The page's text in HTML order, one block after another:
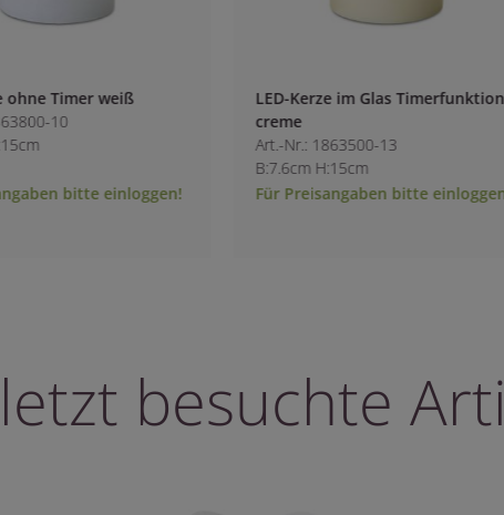
weiß
bitte einloggen!
LED-Kerze im Glas Timerfunktion
Art.-Nr.: 1863500-13
B:7.6cm H:15cm
Für Preisangaben bitte einloggen!
besuchte